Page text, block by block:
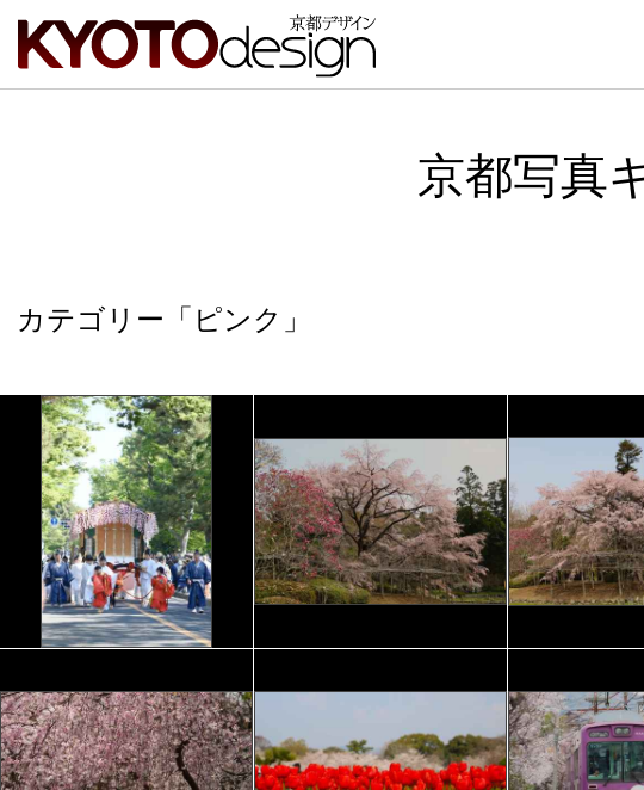
京都写真
カテゴリー「ピンク」